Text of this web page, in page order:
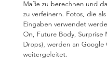
Maße zu berechnen und
zu verfeinern. Fotos, die
Eingaben verwendet
On, Future Body, Surprise
Drops), werden an Google
weitergeleitet.